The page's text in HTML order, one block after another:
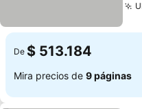
De $ 513.184
Mira precios de 9 páginas